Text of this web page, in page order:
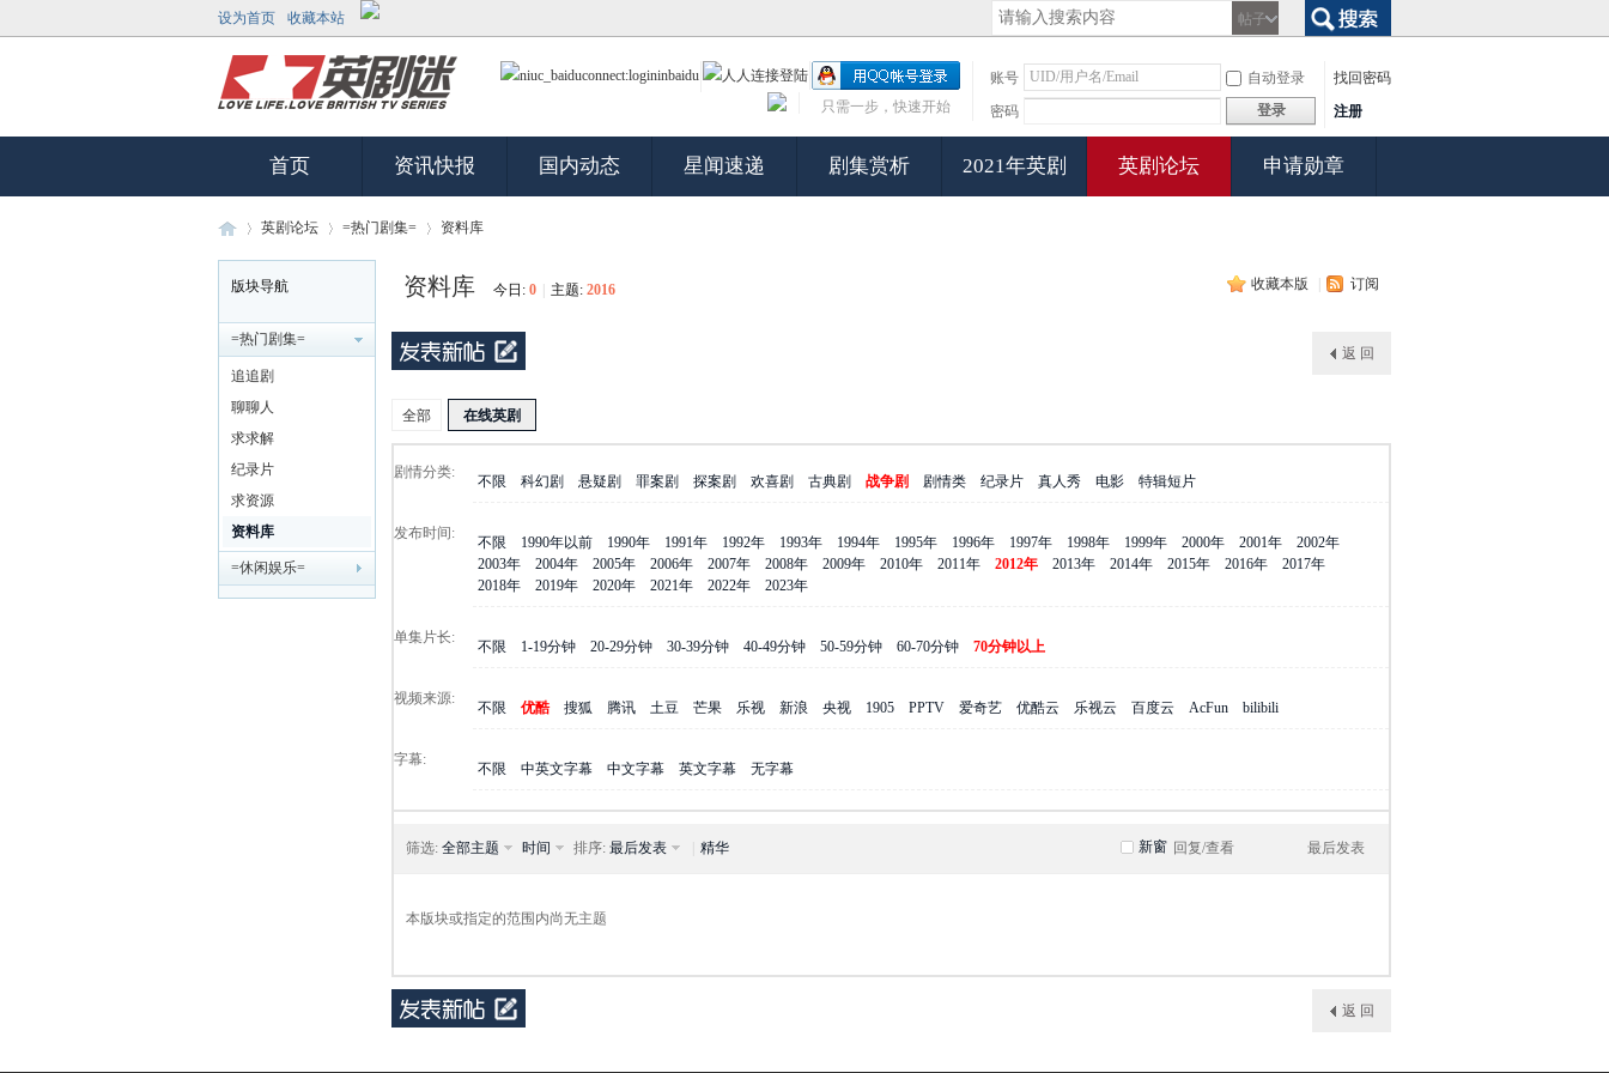
设为首页 收藏本站
帖子
账号
自动登录
找回密码
密码
登录 注册
只需一步，快速开始
首页 资讯快报 国内动态 星闻速递 剧集赏析 2021年英剧 英剧论坛 申请勋章
剧
»
英剧论坛 =热门剧集=
›
资料库
版块导航
=热门剧集=
追追剧
聊聊人
求求解
纪录片
求资源
资料库
=休闲娱乐=
收藏本版 订阅
资料库 今日: 0 主题: 2016
返 回
全部 在线英剧
剧情分类:
不限 科幻剧 悬疑剧 罪案剧 探案剧 欢喜剧 古典剧 战争剧 剧情类 纪录片 真人秀 电影 特辑短片
发布时间:
不限 1990年以前 1990年 1991年 1992年 1993年 1994年 1995年 1996年 1997年 1998年 1999年 2000年 2001年
2002年
2003年
2004年 2005年 2006年 2007年 2008年 2009年 2010年 2011年 2012年 2013年 2014年 2015年 2016年
2017年
2018年
2019年 2020年 2021年 2022年 2023年
单集片长:
不限 1-19分钟 20-29分钟 30-39分钟 40-49分钟 50-59分钟 60-70分钟 70分钟以上
视频来源:
不限 优酷 搜狐 腾讯 土豆 芒果 乐视 新浪 央视 1905 PPTV 爱奇艺 优酷云 乐视云 百度云 AcFun bilibili
字幕:
不限 中英文字幕 中文字幕 英文字幕 无字幕
新窗
筛选: 全部主题 时间 排序: 最后发表 精华 回复/查看 最后发表
本版块或指定的范围内尚无主题
返 回